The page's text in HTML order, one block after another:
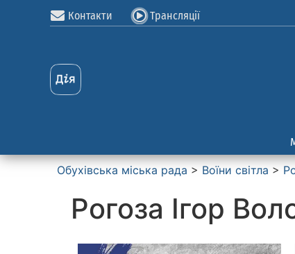
Контакти Трансляції
Обухівська міська рада > Воїни світла >
Рогоза Ігор